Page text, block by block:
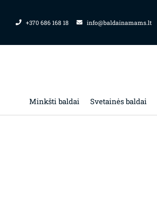
+370 686 168 18 info@baldainamams.lt
Minkšti baldai Svetainės baldai